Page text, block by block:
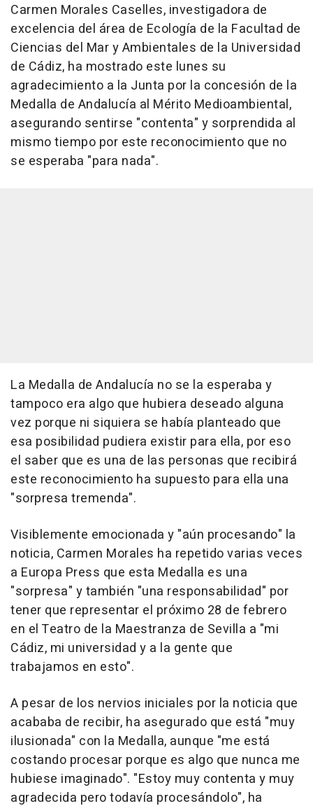
Carmen Morales Caselles, investigadora de
excelencia del área de Ecología de la Facultad de
Ciencias del Mar y Ambientales de la Universidad
de Cádiz, ha mostrado este lunes su
agradecimiento a la Junta por la concesión de la
Medalla de Andalucía al Mérito Medioambiental,
asegurando sentirse "contenta" y sorprendida al
mismo tiempo por este reconocimiento que no
se esperaba "para nada".
La Medalla de Andalucía no se la esperaba y
tampoco era algo que hubiera deseado alguna
vez porque ni siquiera se había planteado que
esa posibilidad pudiera existir para ella, por eso
el saber que es una de las personas que recibirá
este reconocimiento ha supuesto para ella una
"sorpresa tremenda".
Visiblemente emocionada y "aún procesando" la
noticia, Carmen Morales ha repetido varias veces
a Europa Press que esta Medalla es una
"sorpresa" y también "una responsabilidad" por
tener que representar el próximo 28 de febrero
en el Teatro de la Maestranza de Sevilla a "mi
Cádiz, mi universidad y a la gente que
trabajamos en esto".
A pesar de los nervios iniciales por la noticia que
acababa de recibir, ha asegurado que está "muy
ilusionada" con la Medalla, aunque "me está
costando procesar porque es algo que nunca me
hubiese imaginado". "Estoy muy contenta y muy
agradecida pero todavía procesándolo", ha